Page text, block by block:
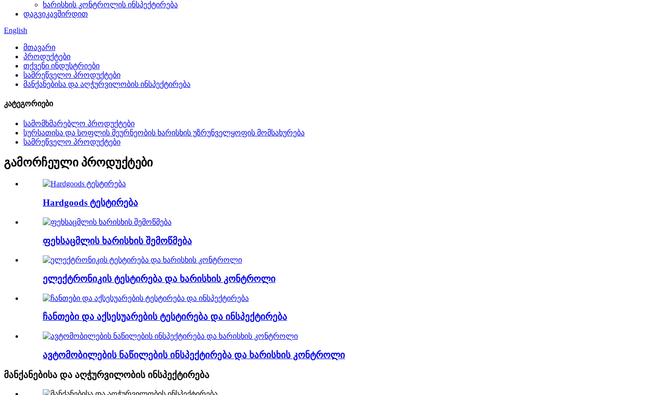
ხარისხის კონტროლის ინსპექტირება
დაგვიკავშირდით
English
მთავარი
პროდუქტები
თქვენი ინდუსტრიები
სამრეწველო პროდუქტები
მანქანებისა და აღჭურვილობის ინსპექტირება
კატეგორიები
სამომხმარებლო პროდუქტები
სურსათისა და სოფლის მეურნეობის ხარისხის უზრუნველყოფის მომსახურება
სამრეწველო პროდუქტები
გამორჩეული პროდუქტები
Hardgoods ტესტირება
ფეხსაცმლის ხარისხის შემოწმება
ელექტრონიკის ტესტირება და ხარისხის კონტროლი
ჩანთები და აქსესუარების ტესტირება და ინსპექტირება
ავტომობილების ნაწილების ინსპექტირება და ხარისხის კონტროლი
მანქანებისა და აღჭურვილობის ინსპექტირება